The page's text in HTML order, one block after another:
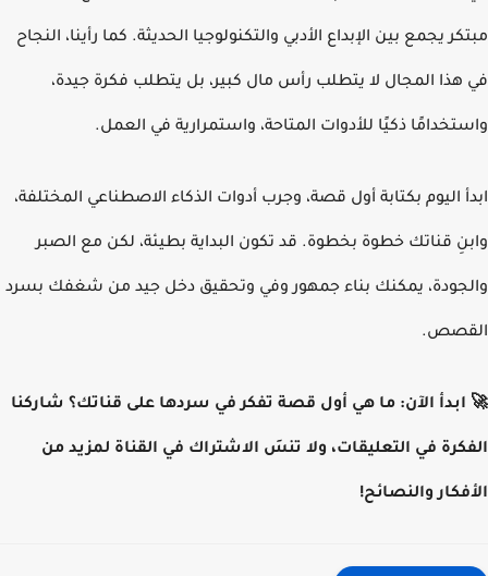
يجمع بين الإبداع الأدبي والتكنولوجيا الحديثة. كما رأينا، النجاح
المجال لا يتطلب رأس مال كبير، بل يتطلب فكرة جيدة،
ذكيًا للأدوات المتاحة، واستمرارية في العمل.
اليوم بكتابة أول قصة، وجرب أدوات الذكاء الاصطناعي المختلفة،
قناتك خطوة بخطوة. قد تكون البداية بطيئة، لكن مع الصبر
يمكنك بناء جمهور وفي وتحقيق دخل جيد من شغفك بسرد
الآن: ما هي أول قصة تفكر في سردها على قناتك؟ شاركنا
في التعليقات، ولا تنسَ الاشتراك في القناة لمزيد من
والنصائح!